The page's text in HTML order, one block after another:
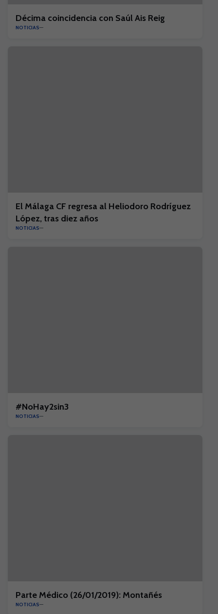
Décima coincidencia con Saúl Ais Reig
NOTICIAS
El Málaga CF regresa al Heliodoro Rodríguez
López, tras diez años
NOTICIAS
#NoHay2sin3
NOTICIAS
Parte Médico (26/01/2019): Montañés
NOTICIAS